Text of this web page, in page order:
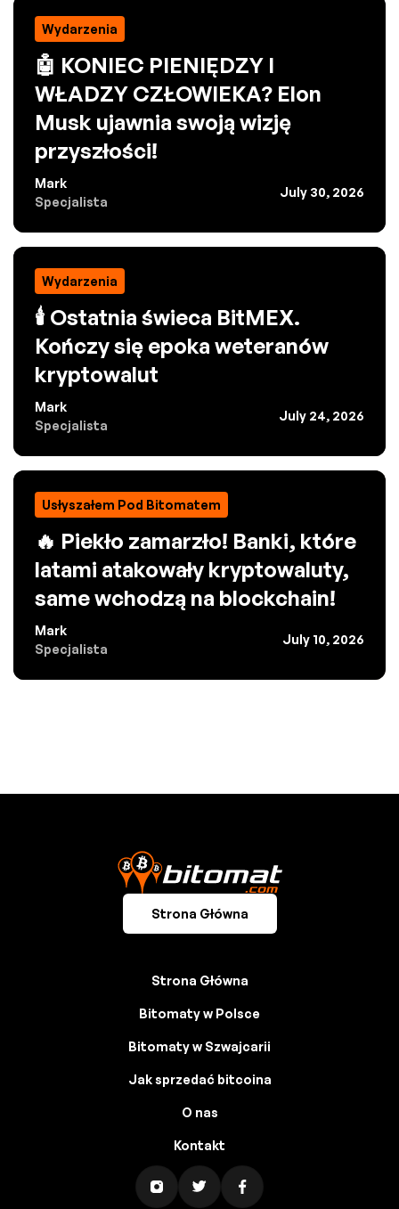
Wydarzenia
🤖 KONIEC PIENIĘDZY I
WŁADZY CZŁOWIEKA? Elon
Musk ujawnia swoją wizję
przyszłości!
Mark
Specjalista
July 30, 2026
Wydarzenia
🕯️ Ostatnia świeca BitMEX.
Kończy się epoka weteranów
kryptowalut
Mark
Specjalista
July 24, 2026
Usłyszałem Pod Bitomatem
🔥 Piekło zamarzło! Banki, które
latami atakowały kryptowaluty,
same wchodzą na blockchain!
Mark
Specjalista
July 10, 2026
Strona Główna
Strona Główna
Bitomaty w Polsce
Bitomaty w Szwajcarii
Jak sprzedać bitcoina
O nas
Kontakt